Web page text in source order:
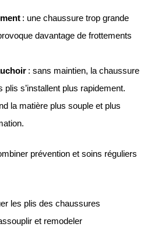
: une chaussure trop grande
davantage de frottements
: sans maintien, la chaussure
plis s’installent plus rapidement.
la matière plus souple et plus
prévention et soins réguliers
les plis des chaussures
et remodeler